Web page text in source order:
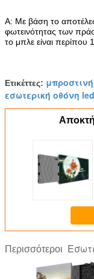
Α: Με βάση το
φωτεινότητας των
το μπλε είναι περίπου
Ετικέττες:
εσωτερική οθόνη led
Περισσότεροι